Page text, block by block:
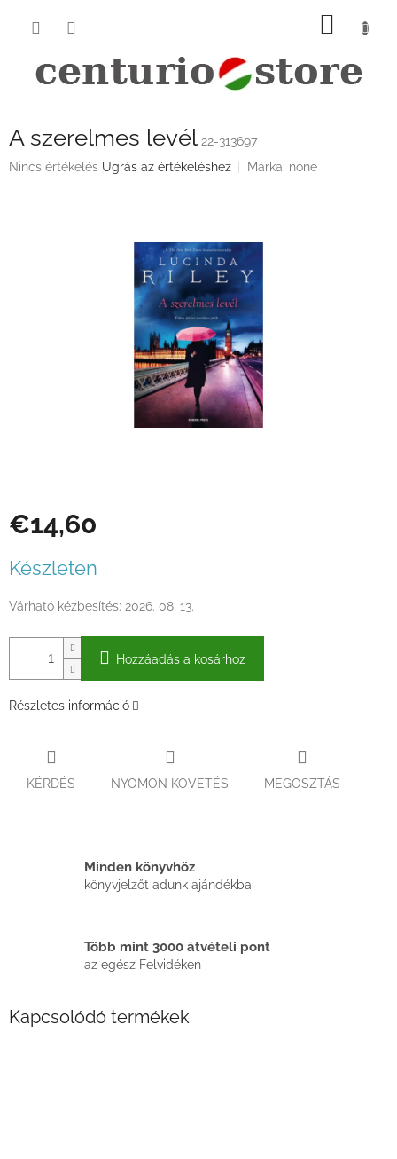
KOSÁR
A szerelmes levél 22-313697
A
Nincs értékelés Ugrás az értékeléshez Márka: none
€14,60
Készleten
Várható kézbesítés: 2026. 08. 13.
Hozzáadás a kosárhoz
Részletes információ
KÉRDÉS NYOMON KÖVETÉS MEGOSZTÁS
Minden könyvhöz
könyvjelzőt adunk ajándékba
Több mint 3000 átvételi pont
az egész Felvidéken
Kapcsolódó termékek